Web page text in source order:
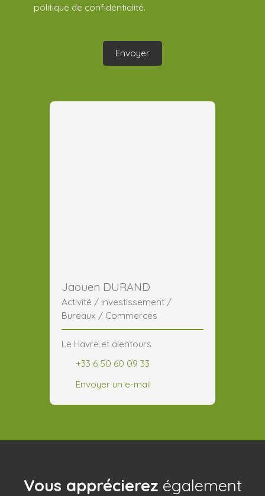
politique de confidentialité.
Envoyer
Jaouen DURAND
Activité / Investissement /
Bureaux / Commerces
Le Havre et alentours
+33 6 50 60 09 33
Envoyer un e-mail
Vous apprécierez également